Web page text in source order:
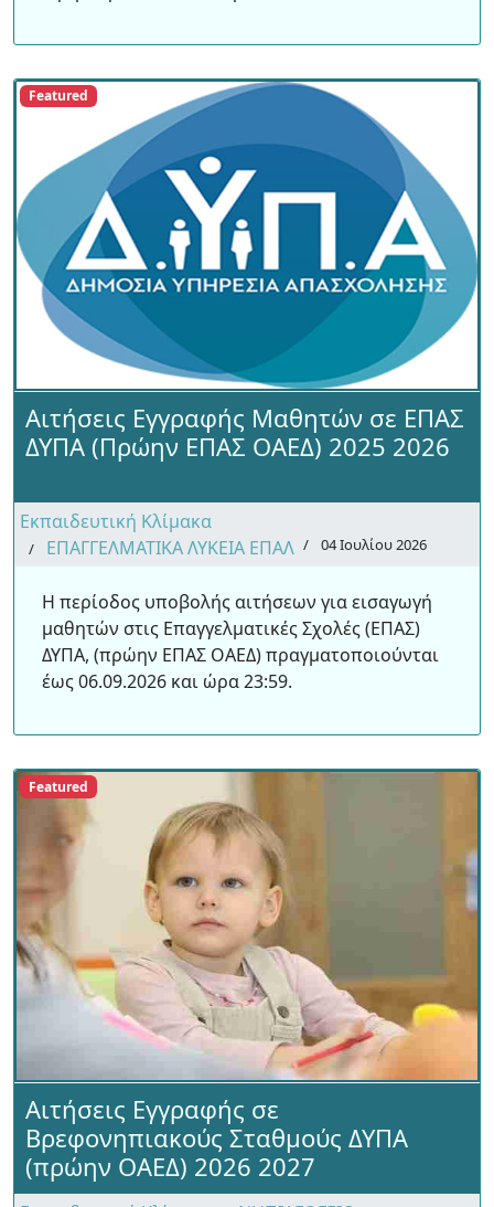
Featured
Αιτήσεις Εγγραφής Μαθητών σε ΕΠΑΣ
ΔΥΠΑ (Πρώην ΕΠΑΣ ΟΑΕΔ) 2025 2026
Εκπαιδευτική Κλίμακα
ΕΠΑΓΓΕΛΜΑΤΙΚΑ ΛΥΚΕΙΑ ΕΠΑΛ
04 Ιουλίου 2026
Η περίοδος υποβολής αιτήσεων για εισαγωγή
μαθητών στις Επαγγελματικές Σχολές (ΕΠΑΣ)
ΔΥΠΑ, (πρώην ΕΠΑΣ ΟΑΕΔ) πραγματοποιούνται
έως 06.09.2026 και ώρα 23:59.
Featured
Αιτήσεις Εγγραφής σε
Βρεφονηπιακούς Σταθμούς ΔΥΠΑ
(πρώην ΟΑΕΔ) 2026 2027